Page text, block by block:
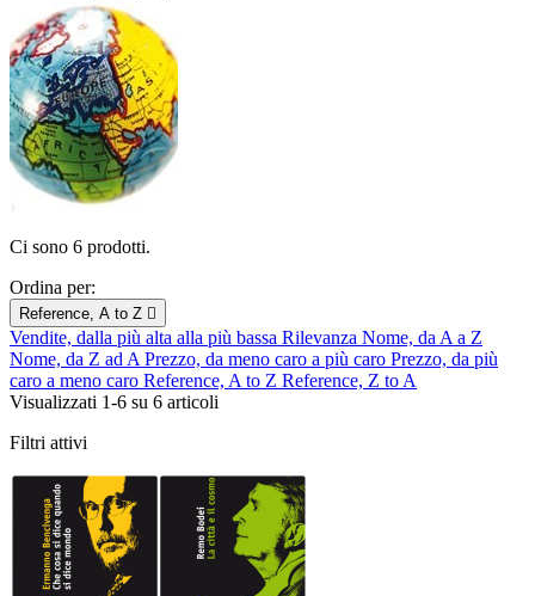
Ci sono 6 prodotti.
Ordina per:
Reference, A to Z 
Vendite, dalla più alta alla più bassa Rilevanza Nome, da A a Z
Nome, da Z ad A Prezzo, da meno caro a più caro Prezzo, da più
caro a meno caro Reference, A to Z Reference, Z to A
Visualizzati 1-6 su 6 articoli
Filtri attivi